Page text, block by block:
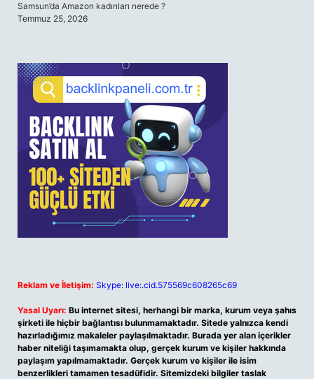
Samsun’da Amazon kadınları nerede ?
Temmuz 25, 2026
Reklam ve İletişim: Skype: live:.cid.575569c608265c69
Yasal Uyarı: Bu internet sitesi, herhangi bir marka, kurum veya şahıs
şirketi ile hiçbir bağlantısı bulunmamaktadır. Sitede yalnızca kendi
hazırladığımız makaleler paylaşılmaktadır. Burada yer alan içerikler
haber niteliği taşımamakta olup, gerçek kurum ve kişiler hakkında
paylaşım yapılmamaktadır. Gerçek kurum ve kişiler ile isim
benzerlikleri tamamen tesadüfidir. Sitemizdeki bilgiler taslak